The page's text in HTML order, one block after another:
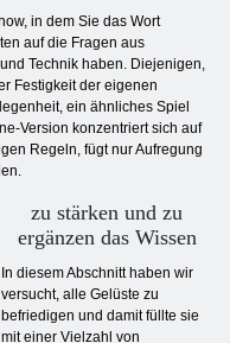
in dem Sie das Wort
auf die Fragen aus
Technik haben. Diejenigen,
Festigkeit der eigenen
ein ähnliches Spiel
Version konzentriert sich auf
Regeln, fügt nur Aufregung
zu stärken und zu
ergänzen das Wissen
In diesem Abschnitt haben wir
versucht, alle Gelüste zu
befriedigen und damit füllte sie
mit einer Vielzahl von